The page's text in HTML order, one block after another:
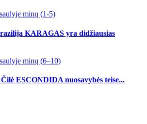
minų (1-5)
KARAGAS yra didžiausias
minų (6–10)
ESCONDIDA nuosavybės teise...